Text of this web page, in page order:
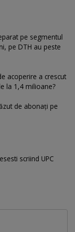
pe segmentul
pe DTH au peste
acoperire a crescut
la 1,4 milioane?
de abonați pe
scriind UPC